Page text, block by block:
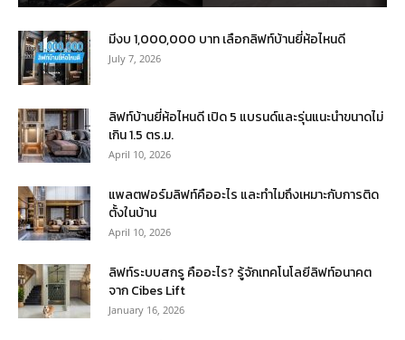
มีงบ 1,000,000 บาท เลือกลิฟท์บ้านยี่ห้อไหนดี
July 7, 2026
ลิฟท์บ้านยี่ห้อไหนดี เปิด 5 แบรนด์และรุ่นแนะนำขนาดไม่
เกิน 1.5 ตร.ม.
April 10, 2026
แพลตฟอร์มลิฟท์คืออะไร และทำไมถึงเหมาะกับการติด
ตั้งในบ้าน
April 10, 2026
ลิฟท์ระบบสกรู คืออะไร? รู้จักเทคโนโลยีลิฟท์อนาคต
จาก Cibes Lift
January 16, 2026